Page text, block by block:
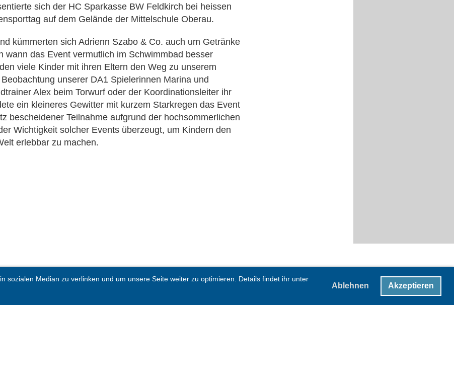
sozialen Median zu verlinken und um unsere Seite weiter zu optimieren. Details findet ihr unter
Ablehnen Akzeptieren
sich der HC Sparkasse BW Feldkirch bei heissen
auf dem Gelände der Mittelschule Oberau.
kümmerten sich Adrienn Szabo & Co. auch um Getränke
wann das Event vermutlich im Schwimmbad besser
viele Kinder mit ihren Eltern den Weg zu unserem
unserer DA1 Spielerinnen Marina und
Alex beim Torwurf oder der Koordinationsleiter ihr
ein kleineres Gewitter mit kurzem Starkregen das Event
bescheidener Teilnahme aufgrund der hochsommerlichen
Wichtigkeit solcher Events überzeugt, um Kindern den
erlebbar zu machen.